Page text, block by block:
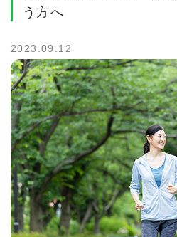
う方へ
2023.09.12